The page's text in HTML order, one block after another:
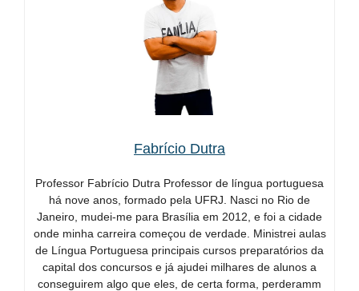
Fabrício Dutra
Professor Fabrício Dutra Professor de língua portuguesa
há nove anos, formado pela UFRJ. Nasci no Rio de
Janeiro, mudei-me para Brasília em 2012, e foi a cidade
onde minha carreira começou de verdade. Ministrei aulas
de Língua Portuguesa principais cursos preparatórios da
capital dos concursos e já ajudei milhares de alunos a
conseguirem algo que eles, de certa forma, perderamm